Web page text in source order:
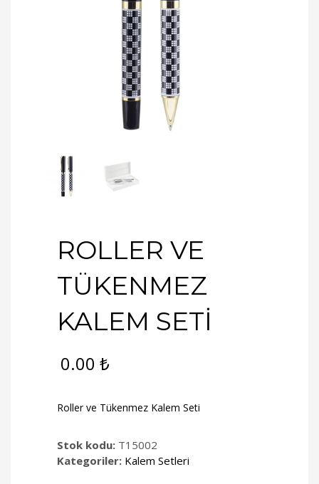
ROLLER VE
TÜKENMEZ
KALEM SETİ
0.00 ₺
Roller ve Tükenmez Kalem Seti
Stok kodu: T15002
Kategoriler: Kalem Setleri